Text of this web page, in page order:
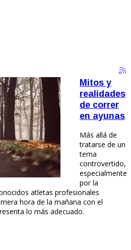
Mitos y
realidades
de correr
en ayunas
Más allá de
tratarse de un
tema
controvertido,
especialmente
por la
atletas profesionales
hora de la mañana con el
lo más adecuado.